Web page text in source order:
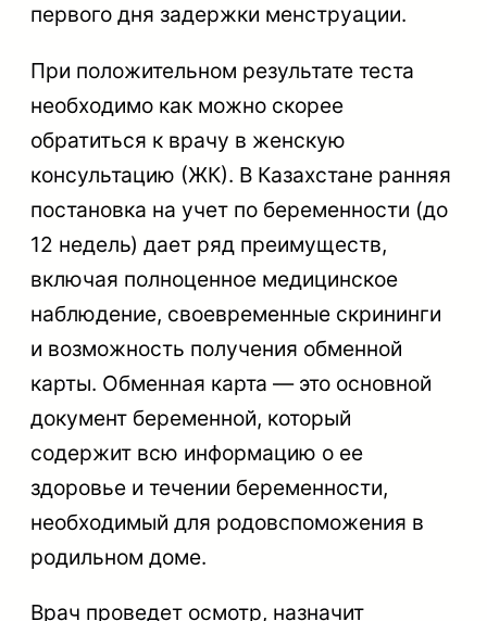
первого дня задержки менструации.
При положительном результате теста
необходимо как можно скорее
обратиться к врачу в женскую
консультацию (ЖК). В Казахстане ранняя
постановка на учет по беременности (до
12 недель) дает ряд преимуществ,
включая полноценное медицинское
наблюдение, своевременные скрининги
и возможность получения обменной
карты. Обменная карта — это основной
документ беременной, который
содержит всю информацию о ее
здоровье и течении беременности,
необходимый для родовспоможения в
родильном доме.
Врач проведет осмотр, назначит